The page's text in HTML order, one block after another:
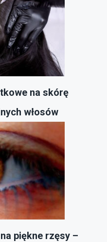
na skórę
włosów
piękne rzęsy –